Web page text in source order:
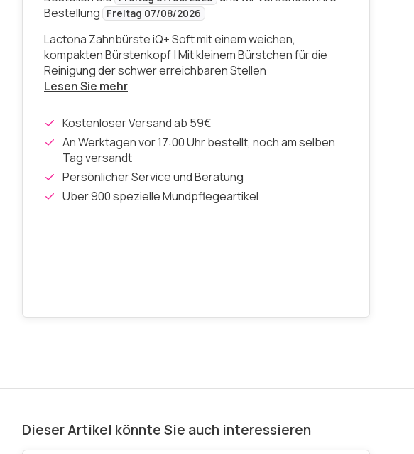
Bestellung
Freitag 07/08/2026
Lactona Zahnbürste iQ+ Soft mit einem weichen,
kompakten Bürstenkopf | Mit kleinem Bürstchen für die
Reinigung der schwer erreichbaren Stellen
Lesen Sie mehr
Kostenloser Versand ab 59€
An Werktagen vor 17:00 Uhr bestellt, noch am selben
Tag versandt
Persönlicher Service und Beratung
Über 900 spezielle Mundpflegeartikel
Dieser Artikel könnte Sie auch interessieren